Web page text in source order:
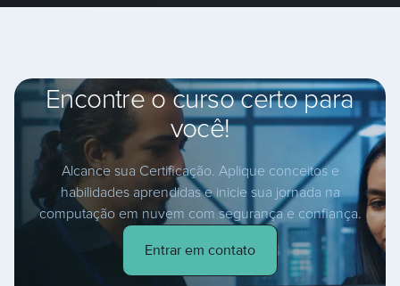
Encontre o curso certo para
você!
Alcance sua Certificação. Aplique conceitos e
habilidades aprendidas e inicie sua jornada na
computação em nuvem com segurança e confiança.
Entrar em contato